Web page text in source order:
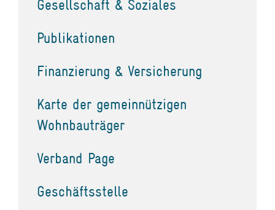
Gesellschaft & Soziales
Publikationen
Finanzierung & Versicherung
Karte der gemeinnützigen
Wohnbauträger
Verband Page
Geschäftsstelle